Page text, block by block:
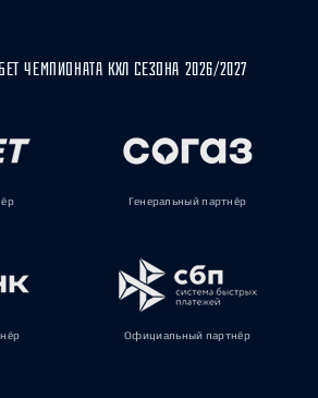
ЧЕМПИОНАТА КХЛ СЕЗОНА 2026/2027
Генеральный партнёр
Официальный партнёр